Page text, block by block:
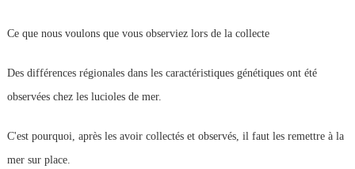
Ce que nous voulons que vous observiez lors de la collecte
Des différences régionales dans les caractéristiques génétiques ont été
observées chez les lucioles de mer.
C'est pourquoi, après les avoir collectés et observés, il faut les remettre à la
mer sur place.